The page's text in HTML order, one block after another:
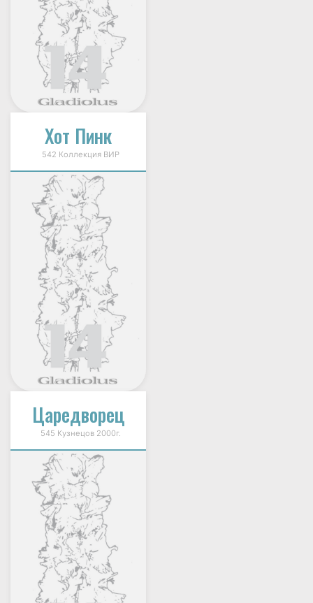
Хот Пинк
542 Коллекция ВИР
Царедворец
545 Кузнецов 2000г.